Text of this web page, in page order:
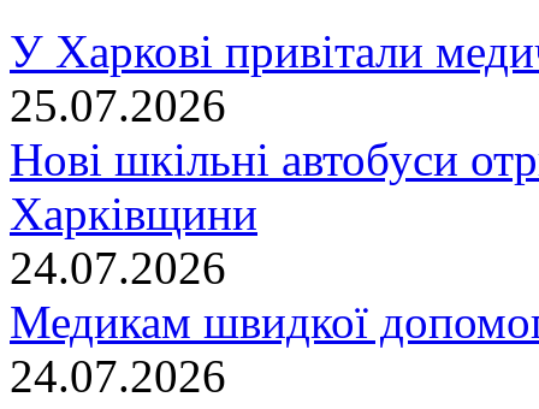
У Харкові привітали
25.07.2026
Нові шкільні автобуси
Харківщини
24.07.2026
Медикам швидкої
24.07.2026